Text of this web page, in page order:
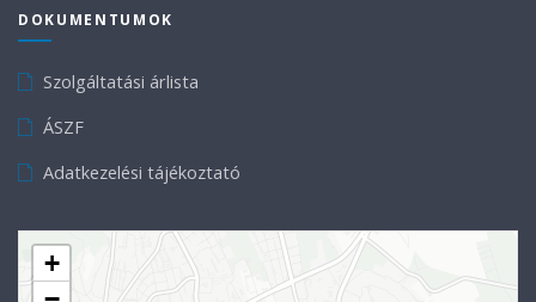
DOKUMENTUMOK
Szolgáltatási árlista
ÁSZF
Adatkezelési tájékoztató
+